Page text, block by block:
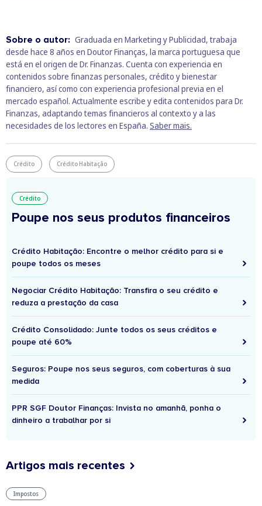
Sobre o autor: Graduada en Marketing y Publicidad, trabaja
desde hace 8 años en Doutor Finanças, la marca portuguesa que
está en el origen de Dr. Finanzas. Cuenta con experiencia en
contenidos sobre finanzas personales, crédito y bienestar
financiero, así como con experiencia profesional previa en el
mercado español. Actualmente escribe y edita contenidos para Dr.
Finanzas, adaptando temas financieros al contexto y a las
necesidades de los lectores en España. Saber mais.
Crédito Crédito Habitação
Crédito
Poupe nos seus produtos financeiros
Crédito Habitação: Encontre o melhor crédito para si e
poupe todos os meses
Negociar Crédito Habitação: Transfira o seu crédito e
reduza a prestação da casa
Crédito Consolidado: Junte todos os seus créditos e
poupe até 60%
Seguros: Poupe nos seus seguros, com coberturas à sua
medida
PPR SGF Doutor Finanças: Invista no amanhã, ponha o
dinheiro a trabalhar por si
Artigos mais recentes
Impostos